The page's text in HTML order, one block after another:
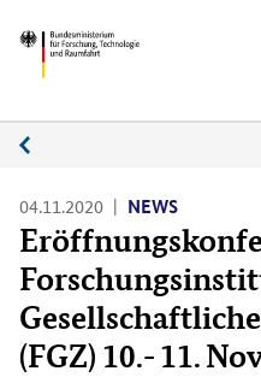
zum
(Eingabetaste)
zum
(Eingabetaste)
zur
(Eingabetaste)
BMFTR
04.11.2020 NEWS
(FGZ) 10.- 11.